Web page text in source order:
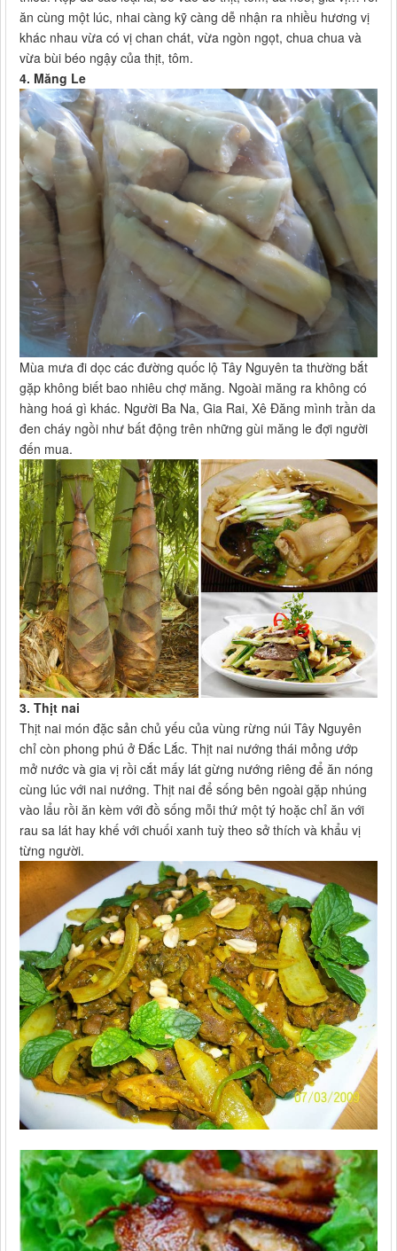
ăn cùng một lúc, nhai càng kỹ càng dễ nhận ra nhiều hương vị
khác nhau vừa có vị chan chát, vừa ngòn ngọt, chua chua và
vừa bùi béo ngậy của thịt, tôm.
4. Măng Le
Mùa mưa đi dọc các đường quốc lộ Tây Nguyên ta thường bắt
gặp không biết bao nhiêu chợ măng. Ngoài măng ra không có
hàng hoá gì khác. Người Ba Na, Gia Rai, Xê Đăng mình trần da
đen cháy ngồi như bất động trên những gùi măng le đợi người
đến mua.
3. Thịt nai
Thịt nai món đặc sản chủ yếu của vùng rừng núi Tây Nguyên
chỉ còn phong phú ở Đắc Lắc. Thịt nai nướng thái mỏng ướp
mở nước và gia vị rồi cắt mấy lát gừng nướng riêng để ăn nóng
cùng lúc với nai nướng. Thịt nai để sống bên ngoài gặp nhúng
vào lẩu rồi ăn kèm với đồ sống mỗi thứ một tý hoặc chỉ ăn với
rau sa lát hay khế với chuối xanh tuỳ theo sở thích và khẩu vị
từng người.